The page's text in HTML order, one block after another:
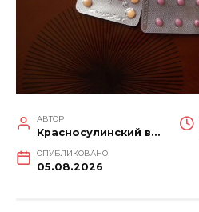
АВТОР
Красносулинский вестник
ОПУБЛИКОВАНО
05.08.2026